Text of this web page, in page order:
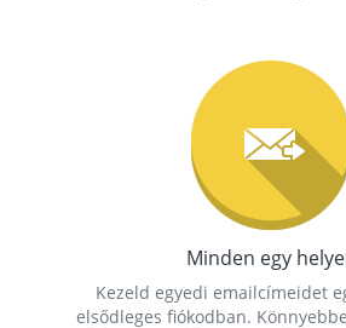
Minden egy
Kezeld egyedi emailcímeidet
elsődleges fiókodban.